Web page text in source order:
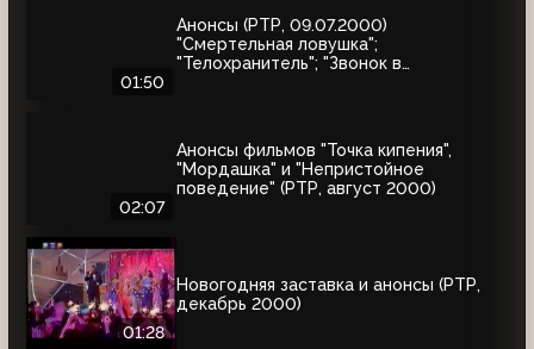
01:50
Анонсы (РТР, 09.07.2000)
"Смертельная ловушка";
"Телохранитель"; "Звонок в
02:07
Анонсы фильмов "Точка кипения",
"Мордашка" и "Непристойное
поведение" (РТР, август 2000)
01:28
Новогодняя заставка и анонсы (РТР,
декабрь 2000)